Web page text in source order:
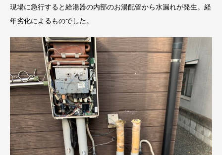
現場に急行すると給湯器の内部のお湯配管から水漏れが発生。経
年劣化によるものでした。